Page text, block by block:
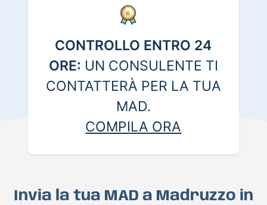
CONTROLLO ENTRO 24
ORE: UN CONSULENTE TI
CONTATTERÀ PER LA TUA
MAD.
COMPILA ORA
Invia la tua MAD a Madruzzo in